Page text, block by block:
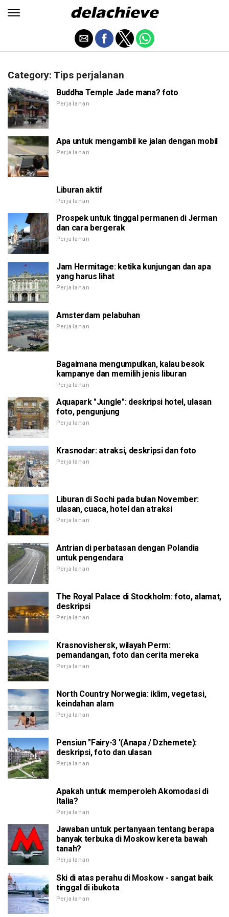
Category: Tips perjalanan
Buddha Temple Jade mana? foto
Perjalanan
Apa untuk mengambil ke jalan dengan mobil
Perjalanan
Liburan aktif
Perjalanan
Prospek untuk tinggal permanen di Jerman
dan cara bergerak
Perjalanan
Jam Hermitage: ketika kunjungan dan apa
yang harus lihat
Perjalanan
Amsterdam pelabuhan
Perjalanan
Bagaimana mengumpulkan, kalau besok
kampanye dan memilih jenis liburan
Perjalanan
Aquapark "Jungle": deskripsi hotel, ulasan
foto, pengunjung
Perjalanan
Krasnodar: atraksi, deskripsi dan foto
Perjalanan
Liburan di Sochi pada bulan November:
ulasan, cuaca, hotel dan atraksi
Perjalanan
Antrian di perbatasan dengan Polandia
untuk pengendara
Perjalanan
The Royal Palace di Stockholm: foto, alamat,
deskripsi
Perjalanan
Krasnovishersk, wilayah Perm:
pemandangan, foto dan cerita mereka
Perjalanan
North Country Norwegia: iklim, vegetasi,
keindahan alam
Perjalanan
Pensiun "Fairy-3 '(Anapa / Dzhemete):
deskripsi, foto dan ulasan
Perjalanan
Apakah untuk memperoleh Akomodasi di
Italia?
Perjalanan
Jawaban untuk pertanyaan tentang berapa
banyak terbuka di Moskow kereta bawah
tanah?
Perjalanan
Ski di atas perahu di Moskow - sangat baik
tinggal di ibukota
Perjalanan